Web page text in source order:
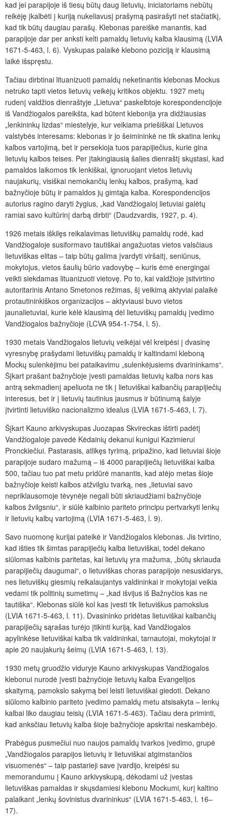
kad jei parapijoje iš tiesų būtų daug lietuvių, iniciatoriams nebūtų
reikėję įkalbėti į kuriją nukeliavusį prašymą pasirašyti net stačiatikį,
kad tik būtų daugiau parašų. Klebonas pareiškė manantis, kad
parapijoje dar per anksti kelti pamaldų lietuvių kalba klausimą (LVIA
1671-5-463, l. 6). Vyskupas palaikė klebono poziciją ir klausimą
laikė išspręstu.
Tačiau dirbtinai lituanizuoti pamaldų neketinantis klebonas Mockus
netruko tapti vietos lietuvių veikėjų kritikos objektu. 1927 metų
rudenį valdžios dienraštyje „Lietuva“ paskelbtoje korespondencijoje
iš Vandžiogalos pareikšta, kad būtent klebonija yra didžiausias
„lenkininkų lizdas“ miestelyje, kur veikiama priešiškai Lietuvos
valstybės interesams: klebonas ir jo šeimininkė ne tik skatina lenkų
kalbos vartojimą, bet ir persekioja tuos parapijiečius, kurie gina
lietuvių kalbos teises. Per įtakingiausią šalies dienraštį skųstasi, kad
pamaldos laikomos tik lenkiškai, ignoruojant vietos lietuvių
naujakurių, visiškai nemokančių lenkų kalbos, prašymą, kad
bažnyčioje būtų ir pamaldos jų gimtąja kalba. Korespondencijos
autorius ragino daryti žygius, „kad Vandžiogaloj lietuviai galėtų
ramiai savo kultūrinį darbą dirbti“ (Daudzvardis, 1927, p. 4).
1926 metais iškilęs reikalavimas lietuviškų pamaldų rodė, kad
Vandžiogaloje susiformavo tautiškai angažuotas vietos valsčiaus
lietuviškas elitas – taip būtų galima įvardyti viršaitį, seniūnus,
mokytojus, vietos šaulių būrio vadovybę – kuris ėmė energingai
veikti siekdamas lituanizuoti vietovę. Po to, kai valdžioje įsitvirtino
autoritarinis Antano Smetonos režimas, šį veikimą aktyviai palaikė
protautininkiškos organizacijos – aktyviausi buvo vietos
jaunalietuviai, kurie kėlė klausimą dėl lietuviškų pamaldų įvedimo
Vandžiogalos bažnyčioje (LCVA 954-1-754, l. 5).
1930 metais Vandžiogalos lietuvių veikėjai vėl kreipėsi į dvasinę
vyresnybę prašydami lietuviškų pamaldų ir kaltindami kleboną
Mockų sulenkėjimu bei pataikavimu „sulenkėjusiems dvarininkams“.
Šįkart prašant bažnyčioje įvesti pamaldas lietuvių kalba nors kas
antrą sekmadienį apeliuota ne tik į lietuviškai kalbančių parapijiečių
interesus, bet ir į lietuvių tautinius jausmus ir būtinumą šalyje
įtvirtinti lietuviško nacionalizmo idealus (LVIA 1671-5-463, l. 7).
Šįkart Kauno arkivyskupas Juozapas Skvireckas ištirti padėtį
Vandžiogaloje pavedė Kėdainių dekanui kunigui Kazimierui
Pronckiečiui. Pastarasis, atlikęs tyrimą, pripažino, kad lietuviai šioje
parapijoje sudaro mažumą – iš 4000 parapijiečių lietuviškai kalba
500, tačiau tuo pat metu pridūrė manantis, kad atėjo metas šioje
bažnyčioje keisti kalbos atžvilgiu tvarką, nes „lietuviai savo
nepriklausomoje tėvynėje negali būti skriaudžiami bažnyčioje
kalbos žvilgsniu“, ir siūlė kalbinio pariteto principu pertvarkyti lenkų
ir lietuvių kalbų vartojimą (LVIA 1671-5-463, l. 9).
Savo nuomonę kurijai pateikė ir Vandžiogalos klebonas. Jis tvirtino,
kad išties tik šimtas parapijiečių kalba lietuviškai, todėl dekano
siūlomas kalbinis paritetas, kai lietuvių yra mažuma, „būtų skriauda
parapijiečių daugumai“, o lietuviškas choras parapijoje nesusidarys,
nes lietuviškų giesmių reikalaujantys valdininkai ir mokytojai veikia
vedami tik politinių sumetimų – „kad išvijus iš Bažnyčios kas ne
tautiška“. Klebonas siūlė kol kas įvesti tik lietuviškus pamokslus
(LVIA 1671-5-463, l. 11). Dvasininko pridėtas lietuviškai kalbančių
parapijiečių sąrašas turėjo įtikinti kuriją, kad Vandžiogalos
apylinkėse lietuviškai kalba tik valdininkai, tarnautojai, mokytojai ir
apie 20 naujakurių šeimų (LVIA 1671-5-463, l. 13).
1930 metų gruodžio viduryje Kauno arkivyskupas Vandžiogalos
klebonui nurodė įvesti bažnyčioje lietuvių kalba Evangelijos
skaitymą, pamokslo sakymą bei leisti lietuviškai giedoti. Dekano
siūlomo kalbinio pariteto įvedimo pamaldų metu atsisakyta – lenkų
kalbai liko daugiau teisių (LVIA 1671-5-463). Tačiau dera priminti,
kad anksčiau lietuvių kalba šioje bažnyčioje apskritai neskambėjo.
Prabėgus pusmečiui nuo naujos pamaldų tvarkos įvedimo, grupė
„Vandžiogalos parapijos lietuvių ir lietuviškai atgimstančios
visuomenės“ – taip pastarieji save įvardijo, kreipėsi su
memorandumu į Kauno arkivyskupą, dėkodami už įvestas
lietuviškas pamaldas ir skųsdamiesi klebonu Mockumi, kurį kaltino
palaikant „lenkų šovinistus dvarininkus“ (LVIA 1671-5-463, l. 16–
17).